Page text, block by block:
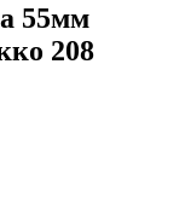
55мм
208